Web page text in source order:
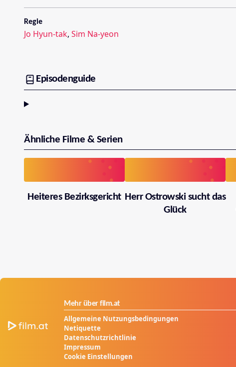
Regie
Jo Hyun-tak, Sim Na-yeon
Episodenguide
Ähnliche Filme & Serien
Heiteres Bezirksgericht Herr Ostrowski sucht das
Glück
Mehr über film.at
Allgemeine Nutzungsbedingungen
Netiquette
Datenschutzrichtlinie
Impressum
Cookie Einstellungen